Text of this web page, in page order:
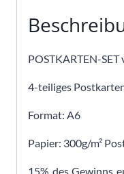
POSTKARTEN-
4-teiliges
Format: A6
Papier: 300g/m²
15% des Gewinns